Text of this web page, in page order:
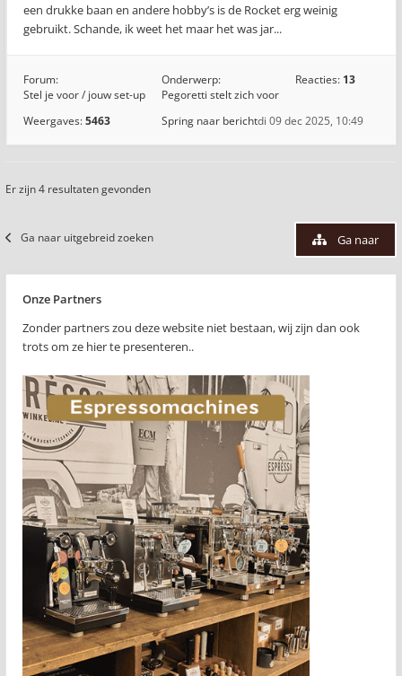
een drukke baan en andere hobby’s is de Rocket erg weinig
gebruikt. Schande, ik weet het maar het was jar...
Forum:
Stel je voor / jouw set-up
Onderwerp:
Pegoretti stelt zich voor
Reacties: 13
Weergaves:5463 di 09 dec 2025, 10:49
Spring naar bericht
Er zijn 4 resultaten gevonden
Ga naar uitgebreid zoeken Ga naar
Onze Partners
Zonder partners zou deze website niet bestaan, wij zijn dan ook
trots om ze hier te presenteren..